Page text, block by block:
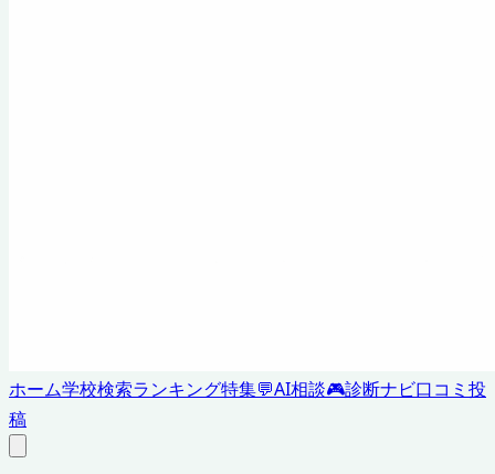
ホーム学校検索ランキング特集💬AI相談🎮診断ナビ口コミ投
稿